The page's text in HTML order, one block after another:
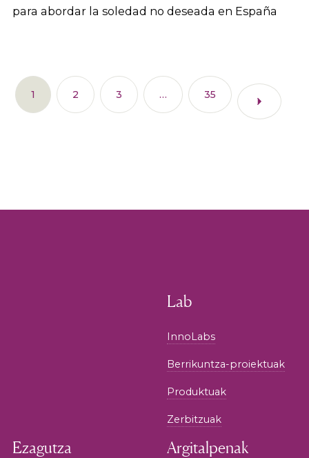
para abordar la soledad no deseada en España
1 2 3 … 35
Lab
InnoLabs
Berrikuntza-proiektuak
Produktuak
Zerbitzuak
Ezagutza Argitalpenak